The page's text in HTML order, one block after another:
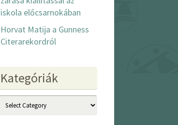
iskola előcsarnokában
Horvat Matija a Gunness
Citerarekordról
Kategóriák
Kategóriák